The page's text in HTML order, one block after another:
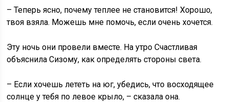
– Теперь ясно, почему теплее не становится! Хорошо,
твоя взяла. Можешь мне помочь, если очень хочется.
Эту ночь они провели вместе. На утро Счастливая
объяснила Сизому, как определять стороны света.
– Если хочешь лететь на юг, убедись, что восходящее
солнце у тебя по левое крыло, – сказала она.